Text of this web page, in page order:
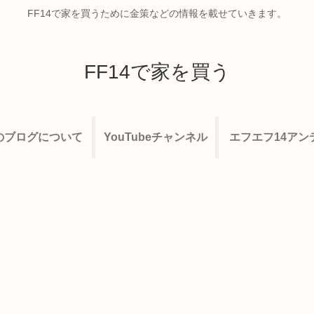
FF14で家を買うために金策などの情報を載せていきます。
FF14で家を買う
ブログについて YouTubeチャンネル エフエフ14アン